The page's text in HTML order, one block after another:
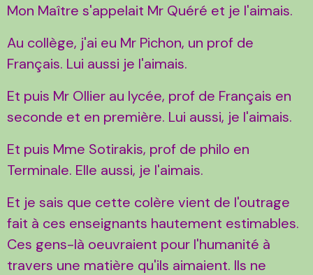
Mon Maître s'appelait Mr Quéré et je l'aimais.
Au collège, j'ai eu Mr Pichon, un prof de
Français. Lui aussi je l'aimais.
Et puis Mr Ollier au lycée, prof de Français en
seconde et en première. Lui aussi, je l'aimais.
Et puis Mme Sotirakis, prof de philo en
Terminale. Elle aussi, je l'aimais.
Et je sais que cette colère vient de l'outrage
fait à ces enseignants hautement estimables.
Ces gens-là oeuvraient pour l'humanité à
travers une matière qu'ils aimaient. Ils ne